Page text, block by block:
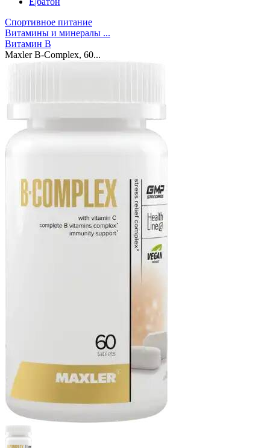
Спортивное питание
Витамины и минералы ...
Витамин B
Maxler B-Complex, 60...